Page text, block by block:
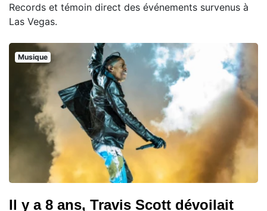
Records et témoin direct des événements survenus à
Las Vegas.
Musique
Il y a 8 ans, Travis Scott dévoilait